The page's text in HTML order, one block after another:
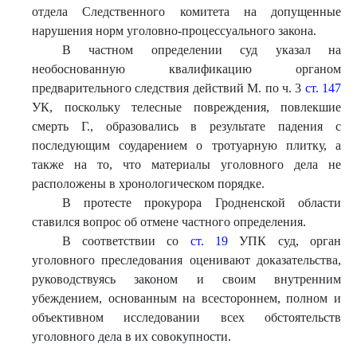
отдела Следственного комитета на допущенные
нарушения норм уголовно-процессуального закона.
В частном определении суд указал на
необоснованную квалификацию органом
предварительного следствия действий М. по ч. 3 ст. 147
УК, поскольку телесные повреждения, повлекшие
смерть Г., образовались в результате падения с
последующим соударением о тротуарную плитку, а
также на то, что материалы уголовного дела не
расположены в хронологическом порядке.
В протесте прокурора Гродненской области
ставился вопрос об отмене частного определения.
В соответствии со ст. 19 УПК суд, орган
уголовного преследования оценивают доказательства,
руководствуясь законом и своим внутренним
убеждением, основанным на всестороннем, полном и
объективном исследовании всех обстоятельств
уголовного дела в их совокупности.